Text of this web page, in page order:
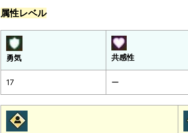
属性レベル
勇気 共感性
17 ー